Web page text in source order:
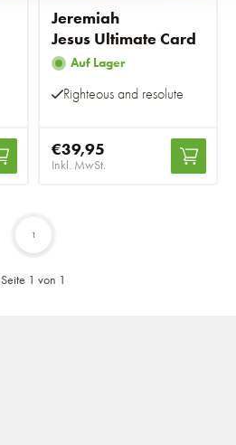
Jeremiah
Jesus Ultimate Card
Auf Lager
Righteous and resolute
€39,95
Inkl. MwSt.
Seite 1 von 1
1